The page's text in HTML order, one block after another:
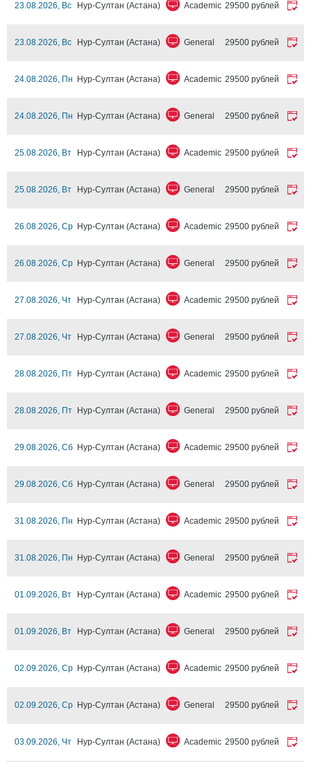
23.08.2026, Вс Нур-Султан (Астана) Academic 29500 рублей
23.08.2026, Вс Нур-Султан (Астана) General 29500 рублей
24.08.2026, Пн Нур-Султан (Астана) Academic 29500 рублей
24.08.2026, Пн Нур-Султан (Астана) General 29500 рублей
25.08.2026, Вт Нур-Султан (Астана) Academic 29500 рублей
25.08.2026, Вт Нур-Султан (Астана) General 29500 рублей
26.08.2026, Ср Нур-Султан (Астана) Academic 29500 рублей
26.08.2026, Ср Нур-Султан (Астана) General 29500 рублей
27.08.2026, Чт Нур-Султан (Астана) Academic 29500 рублей
27.08.2026, Чт Нур-Султан (Астана) General 29500 рублей
28.08.2026, Пт Нур-Султан (Астана) Academic 29500 рублей
28.08.2026, Пт Нур-Султан (Астана) General 29500 рублей
29.08.2026, Сб Нур-Султан (Астана) Academic 29500 рублей
29.08.2026, Сб Нур-Султан (Астана) General 29500 рублей
31.08.2026, Пн Нур-Султан (Астана) Academic 29500 рублей
31.08.2026, Пн Нур-Султан (Астана) General 29500 рублей
01.09.2026, Вт Нур-Султан (Астана) Academic 29500 рублей
01.09.2026, Вт Нур-Султан (Астана) General 29500 рублей
02.09.2026, Ср Нур-Султан (Астана) Academic 29500 рублей
02.09.2026, Ср Нур-Султан (Астана) General 29500 рублей
03.09.2026, Чт Нур-Султан (Астана) Academic 29500 рублей